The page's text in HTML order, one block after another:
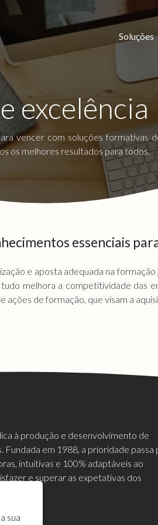
Soluções
excelência
vencer com soluções formativas
os melhores resultados para todos.
essenciais
e aposta adequada na
melhora a competitividade das
ações de formação, que visam a
à produção e desenvolvimento de
em 1988, a prioridade passa
intuitivas e 100% adaptáveis ao
e superar as expetativas dos
sua